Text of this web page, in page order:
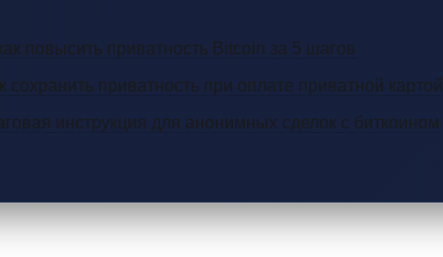
повысить приватность Bitcoin за 5 шагов
приватность при оплате приватной картой
инструкция для анонимных сделок с биткоином